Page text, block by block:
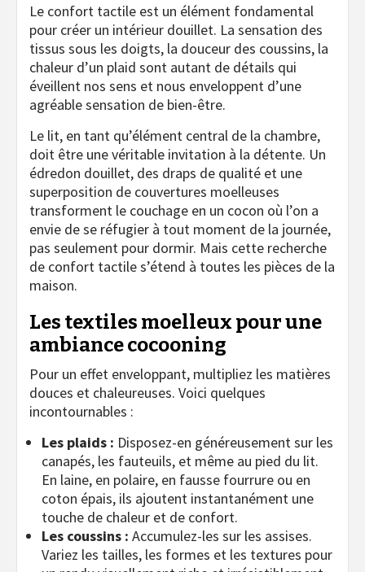
Le confort tactile est un élément fondamental
pour créer un intérieur douillet. La sensation des
tissus sous les doigts, la douceur des coussins, la
chaleur d’un plaid sont autant de détails qui
éveillent nos sens et nous enveloppent d’une
agréable sensation de bien-être.
Le lit, en tant qu’élément central de la chambre,
doit être une véritable invitation à la détente. Un
édredon douillet, des draps de qualité et une
superposition de couvertures moelleuses
transforment le couchage en un cocon où l’on a
envie de se réfugier à tout moment de la journée,
pas seulement pour dormir. Mais cette recherche
de confort tactile s’étend à toutes les pièces de la
maison.
Les textiles moelleux pour une
ambiance cocooning
Pour un effet enveloppant, multipliez les matières
douces et chaleureuses. Voici quelques
incontournables :
Les plaids : Disposez-en généreusement sur les
canapés, les fauteuils, et même au pied du lit.
En laine, en polaire, en fausse fourrure ou en
coton épais, ils ajoutent instantanément une
touche de chaleur et de confort.
Les coussins : Accumulez-les sur les assises.
Variez les tailles, les formes et les textures pour